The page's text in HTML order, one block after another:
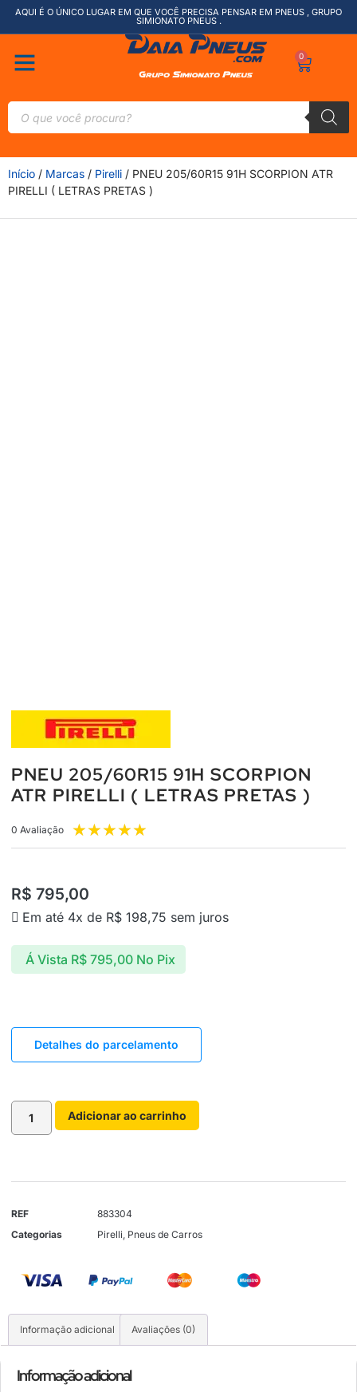
AQUI É O ÚNICO LUGAR EM QUE VOCÊ PRECISA PENSAR EM PNEUS , GRUPO
SIMIONATO PNEUS .
0
Início / Marcas / Pirelli / PNEU 205/60R15 91H SCORPION ATR
PIRELLI ( LETRAS PRETAS )
PNEU 205/60R15 91H SCORPION
ATR PIRELLI ( LETRAS PRETAS )
0 Avaliação ★★★★★
R$ 795,00
Em até 4x de R$ 198,75 sem juros
Á Vista R$795,00 No Pix
Detalhes do parcelamento
Adicionar ao carrinho
REF
883304
Categorias
Pirelli Pneus de Carros
Informação adicional Avaliações (0)
Informação adicional